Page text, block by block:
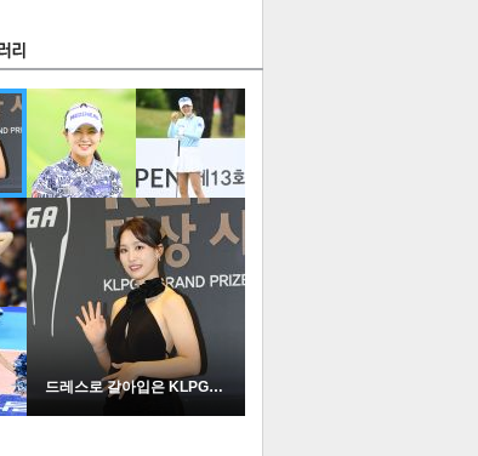
스포츠 포토
드레스로 갈아입은 KLPGA …